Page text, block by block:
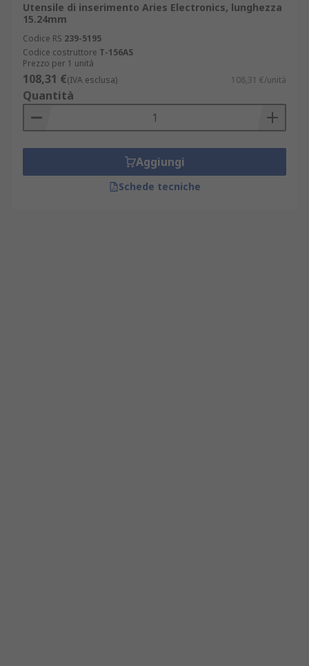
Utensile di inserimento Aries Electronics, lunghezza
15.24mm
Codice RS 239-5195
Codice costruttore T-156AS
Prezzo per 1 unità
108,31 €(IVA esclusa) 108,31 €/unità
Quantità
Aggiungi
Schede tecniche